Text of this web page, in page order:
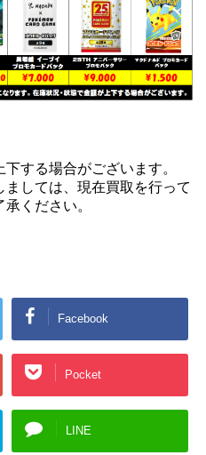
する場合がございます。
しては、現在買取を行って
ください。
Facebook
Pocket
LINE